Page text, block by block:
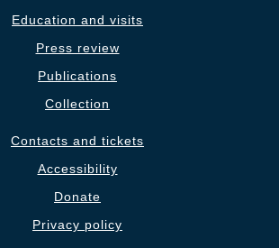
Education and visits
Press review
Publications
Collection
Contacts and tickets
Accessibility
Donate
Privacy policy